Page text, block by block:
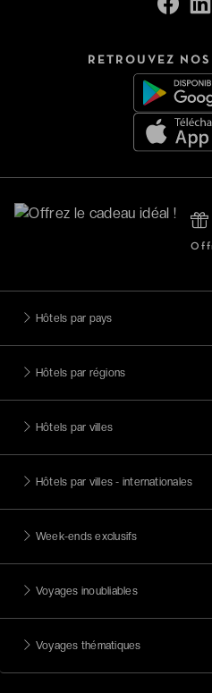
RETROUVEZ
Hôtels par pays
Hôtels par régions
Hôtels par villes
Hôtels par villes - internationales
Week-ends exclusifs
Voyages inoubliables
Voyages thématiques